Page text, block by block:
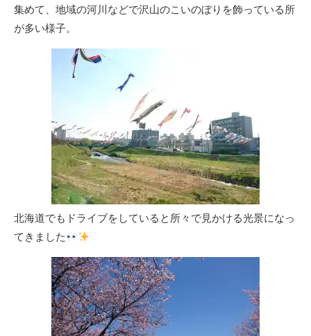
集めて、地域の河川などで沢山のこいのぼりを飾っている所
が多い様子。
北海道でもドライブをしていると所々で見かける光景になっ
てきました